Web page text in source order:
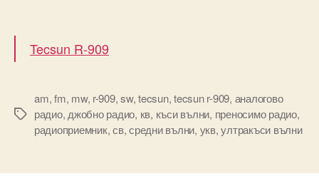
Tecsun R-909
Tags
am,fm, mw, r-909,sw,tecsun,tecsun r-909, аналогово
радио, джобно радио, кв, къси вълни, преносимо радио,
радиоприемник,св,средни вълни, укв,ултракъси вълни